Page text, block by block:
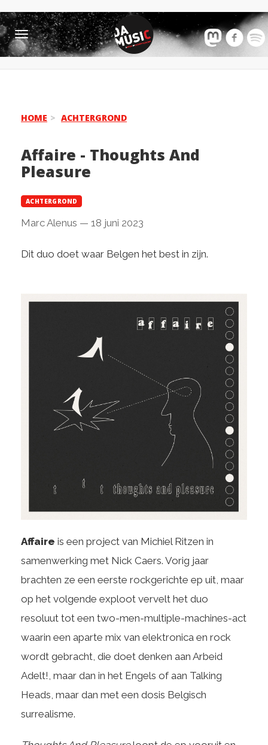
Toggle
navigation
HOME ACHTERGROND
Affaire - Thoughts And
Pleasure
ACHTERGROND
Marc Alenus — 18 juni 2023
Dit duo doet waar Belgen het best in zijn.
Affaire is een project van Michiel Ritzen in
samenwerking met Nick Caers. Vorig jaar
brachten ze een eerste rockgerichte ep uit, maar
op het volgende exploot vervelt het duo
resoluut tot een two-men-multiple-machines-act
waarin een aparte mix van elektronica en rock
wordt gebracht, die doet denken aan Arbeid
Adelt!, maar dan in het Engels of aan Talking
Heads, maar dan met een dosis Belgisch
surrealisme.